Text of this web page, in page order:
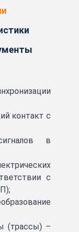
прогноза
ГЕО» (ТУ
по газу и
контакт с
в
с
(трассы) –
ГЕО
МБ